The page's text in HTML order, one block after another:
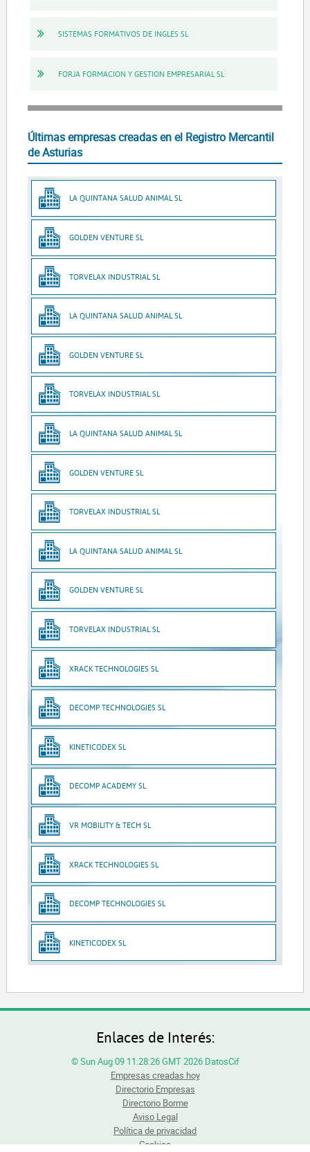
SISTEMAS FORMATIVOS DE INGLES SL
FORJA FORMACION Y GESTION EMPRESARIAL SL
Últimas empresas creadas en el Registro Mercantil
de Asturias
LA QUINTANA SALUD ANIMAL SL
GOLDEN VENTURE SL
TORVELAX INDUSTRIAL SL
LA QUINTANA SALUD ANIMAL SL
GOLDEN VENTURE SL
TORVELAX INDUSTRIAL SL
LA QUINTANA SALUD ANIMAL SL
GOLDEN VENTURE SL
TORVELAX INDUSTRIAL SL
LA QUINTANA SALUD ANIMAL SL
GOLDEN VENTURE SL
TORVELAX INDUSTRIAL SL
XRACK TECHNOLOGIES SL
DECOMP TECHNOLOGIES SL
KINETICODEX SL
DECOMP ACADEMY SL
VR MOBILITY & TECH SL
XRACK TECHNOLOGIES SL
DECOMP TECHNOLOGIES SL
KINETICODEX SL
Enlaces de Interés:
© Sun Aug 09 11:28:26 GMT 2026 DatosCif
Empresas creadas hoy
Directorio Empresas
Directorio Borme
Aviso Legal
Política de privacidad
Cookies